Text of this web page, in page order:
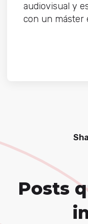
audiovisual y
con un máster
Posts